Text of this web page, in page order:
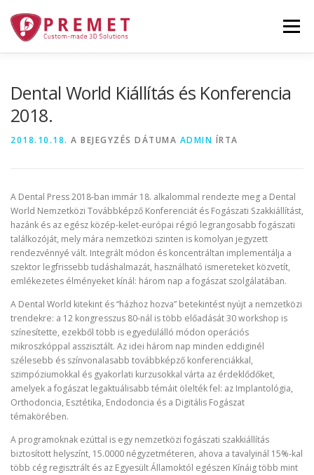
tartalomhoz
Menü
Dental World Kiállítás és Konferencia
2018.
2018.10.18. A BEJEGYZÉS DÁTUMA ADMIN ÍRTA
A Dental Press 2018-ban immár 18. alkalommal rendezte meg a Dental
World Nemzetközi Továbbképző Konferenciát és Fogászati Szakkiállítást,
hazánk és az egész közép-kelet-európai régió legrangosabb fogászati
találkozóját, mely mára nemzetközi szinten is komolyan jegyzett
rendezvénnyé vált. Integrált módon és koncentráltan implementálja a
szektor legfrissebb tudáshalmazát, használható ismereteket közvetít,
emlékezetes élményeket kínál: három nap a fogászat szolgálatában.
A Dental World kitekint és “házhoz hozva” betekintést nyújt a nemzetközi
trendekre: a 12 kongresszus 80-nál is több előadását 30 workshop is
színesítette, ezekből több is egyedülálló módon operációs
mikroszkóppal asszisztált. Az idei három nap minden eddiginél
szélesebb és színvonalasabb továbbképző konferenciákkal,
szimpóziumokkal és gyakorlati kurzusokkal várta az érdeklődőket,
amelyek a fogászat legaktuálisabb témáit ölelték fel: az Implantológia,
Orthodoncia, Esztétika, Endodoncia és a Digitális Fogászat
témakörében.
A programoknak ezúttal is egy nemzetközi fogászati szakkiállítás
biztosított helyszínt, 15.0000 négyzetméteren, ahova a tavalyinál 15%-kal
több cég regisztrált és az Egyesült Államoktól egészen Kínáig több mint